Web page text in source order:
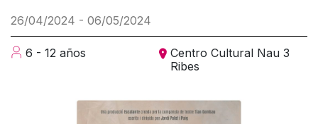
26/04/2024 - 06/05/2024
6 - 12 años
Centro Cultural Nau 3
Ribes